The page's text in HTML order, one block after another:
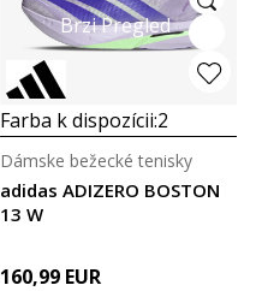
Brzi Pregled
Farba k dispozícii:2
adidas ADIZERO BOSTON
13 W
Dámske bežecké tenisky
160,99 EUR